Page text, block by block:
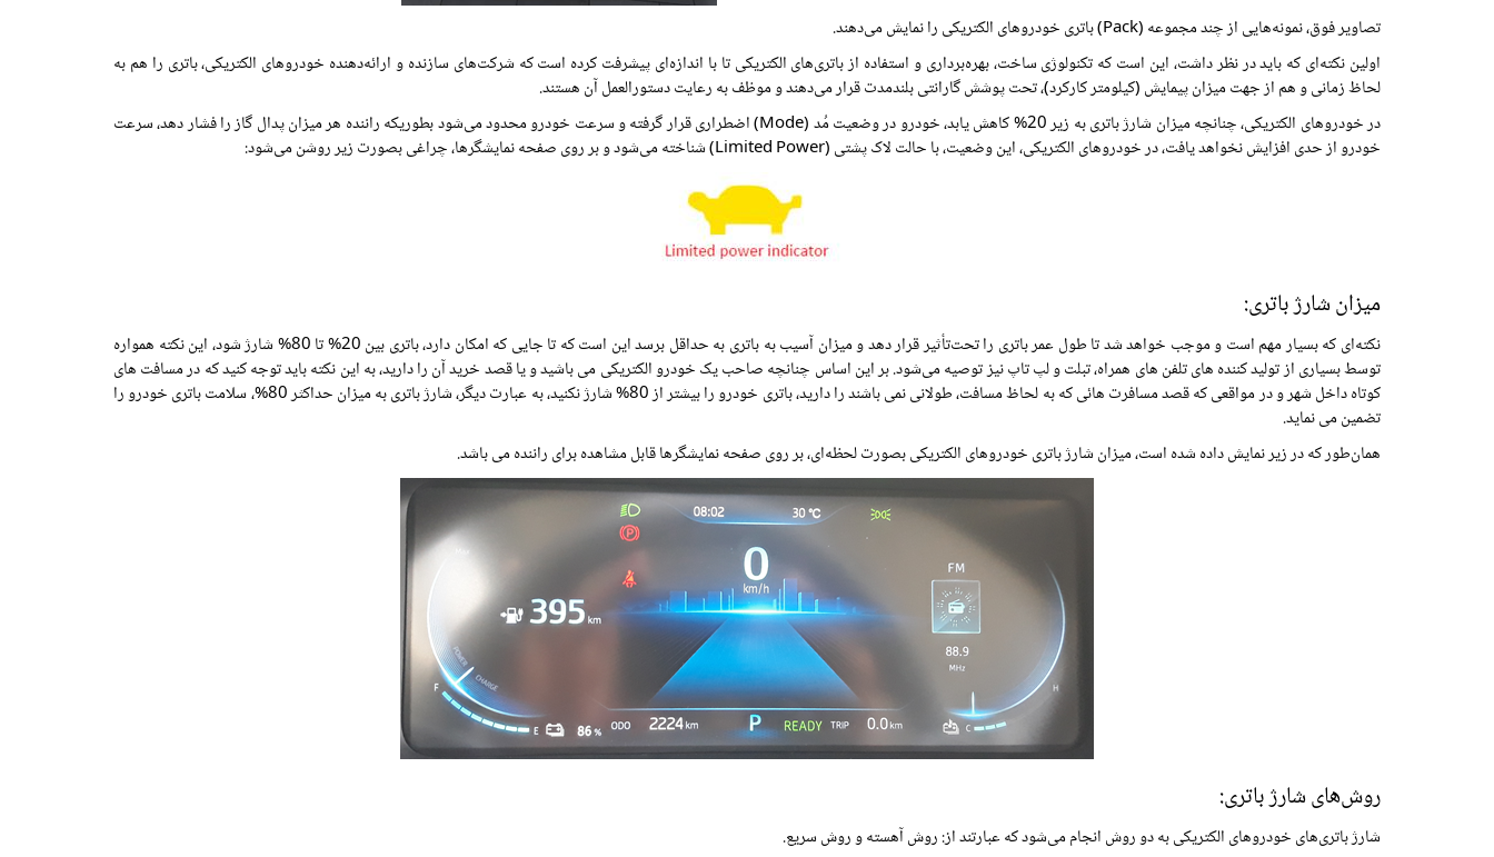
تصاویر فوق، نمونه‌هایی از چند مجموعه (Pack) باتری خودروهای الکتریکی را نمایش می‌دهند.
اولین نکته‌ای که باید در نظر داشت، این است که تکنولوژی ساخت، بهره‌برداری و استفاده از باتری‌های الکتریکی تا با اندازه‌ای پیشرفت کرده است که شرکت‌های سازنده و ارائه‌دهنده خودروهای الکتریکی، باتری را هم به
لحاظ زمانی و هم از جهت میزان پیمایش (کیلومتر کارکرد)، تحت پوشش گارانتی بلندمدت قرار می‌دهند و موظف به رعایت دستورالعمل آن هستند.
در خودروهای الکتریکی، چنانچه میزان شارژ باتری به زیر 20% کاهش یابد، خودرو در وضعیت مُد (Mode) اضطراری قرار گرفته و سرعت خودرو محدود می‌شود بطوریکه راننده هر میزان پدال گاز را فشار دهد، سرعت
خودرو از حدی افزایش نخواهد یافت، در خودروهای الکتریکی، این وضعیت، با حالت لاک پشتی (Limited Power) شناخته می‌شود و بر روی صفحه نمایشگرها، چراغی بصورت زیر روشن می‌شود:
میزان شارژ باتری:
نکته‌ای که بسیار مهم است و موجب خواهد شد تا طول عمر باتری را تحت‌تأثیر قرار دهد و میزان آسیب به باتری به حداقل برسد این است که تا جایی که امکان دارد، باتری بین 20% تا 80% شارژ شود، این نکته همواره
توسط بسیاری از تولید کننده های تلفن های همراه، تبلت و لپ تاپ نیز توصیه می‌شود. بر این اساس چنانچه صاحب یک خودرو الکتریکی می باشید و یا قصد خرید آن را دارید، به این نکته باید توجه کنید که در مسافت های
کوتاه داخل شهر و در مواقعی که قصد مسافرت هائی که به لحاظ مسافت، طولانی نمی باشند را دارید، باتری خودرو را بیشتر از 80% شارژ نکنید، به عبارت دیگر، شارژ باتری به میزان حداکثر 80%، سلامت باتری خودرو را
تضمین می نماید.
همان‌طور که در زیر نمایش داده شده است، میزان شارژ باتری خودروهای الکتریکی بصورت لحظه‌ای، بر روی صفحه نمایشگرها قابل مشاهده برای راننده می باشد.
روش‌های شارژ باتری:
شارژ باتری‌های خودروهای الکتریکی به دو روش انجام می‌شود که عبارتند از: روش آهسته و روش سریع.